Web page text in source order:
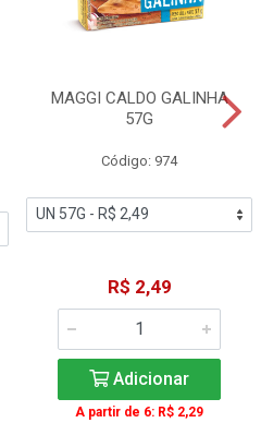
MAGGI CALDO GALINHA
57G
Código: 974
R$ 2,49
Adicionar
A partir de 6: R$ 2,29